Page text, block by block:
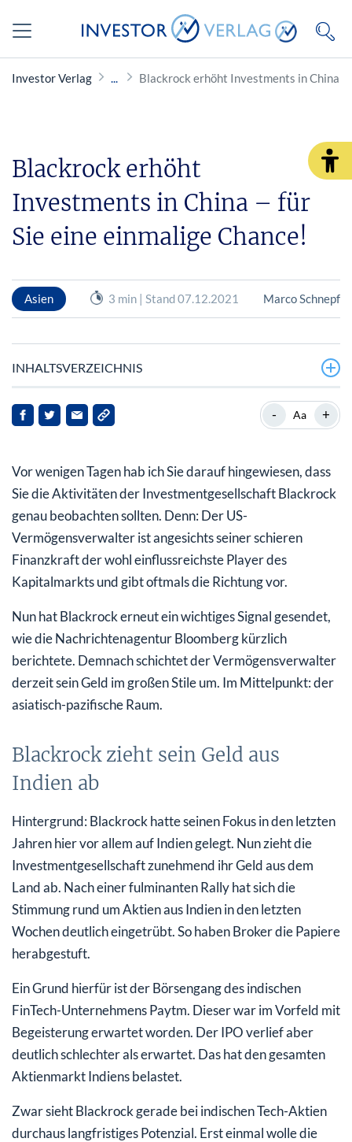
Investor Verlag Blackrock erhöht Investments in China –
Blackrock erhöht
Investments in China – für
Sie eine einmalige Chance!
Asien 3 min | Stand 07.12.2021 Marco Schnepf
INHALTSVERZEICHNIS
Blackrock zieht sein Geld aus Indien ab
Blackrock erwartet Aufwärtsbewegung bei China-
Aktien
Chinesische Wirtschaft wieder auf Kurs
Wichtig für Sie
- Aa +
Vor wenigen Tagen hab ich Sie darauf hingewiesen, dass
Sie die Aktivitäten der Investmentgesellschaft Blackrock
genau beobachten sollten. Denn: Der US-
Vermögensverwalter ist angesichts seiner schieren
Finanzkraft der wohl einflussreichste Player des
Kapitalmarkts und gibt oftmals die Richtung vor.
Nun hat Blackrock erneut ein wichtiges Signal gesendet,
wie die Nachrichtenagentur Bloomberg kürzlich
berichtete. Demnach schichtet der Vermögensverwalter
derzeit sein Geld im großen Stile um. Im Mittelpunkt: der
asiatisch-pazifische Raum.
Blackrock zieht sein Geld aus
Indien ab
Hintergrund: Blackrock hatte seinen Fokus in den letzten
Jahren hier vor allem auf Indien gelegt. Nun zieht die
Investmentgesellschaft zunehmend ihr Geld aus dem
Land ab. Nach einer fulminanten Rally hat sich die
Stimmung rund um Aktien aus Indien in den letzten
Wochen deutlich eingetrübt. So haben Broker die Papiere
herabgestuft.
Ein Grund hierfür ist der Börsengang des indischen
FinTech-Unternehmens Paytm. Dieser war im Vorfeld mit
Begeisterung erwartet worden. Der IPO verlief aber
deutlich schlechter als erwartet. Das hat den gesamten
Aktienmarkt Indiens belastet.
Zwar sieht Blackrock gerade bei indischen Tech-Aktien
durchaus langfristiges Potenzial. Erst einmal wolle die